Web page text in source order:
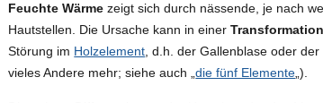
Feuchte Wärme zeigt sich durch nässende, je nach
Hautstellen. Die Ursache kann in einer
Störung im Holzelement, d.h. der Gallenblase oder
vieles Andere mehr; siehe auch „die fünf Elemente„).